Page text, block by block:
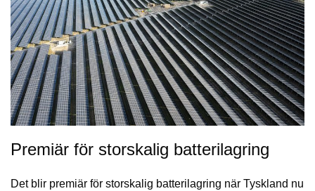
Premiär för storskalig batterilagring
Det blir premiär för storskalig batterilagring när Tyskland nu